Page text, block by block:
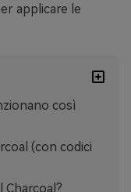
applicare le
così
(con codici